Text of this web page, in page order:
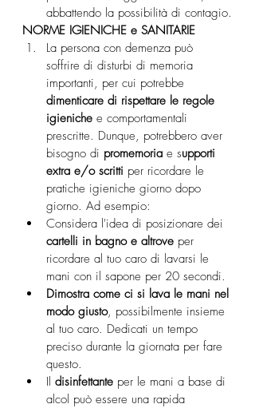
abbattendo la possibilità di contagio.
NORME IGIENICHE e SANITARIE
La persona con demenza può
soffrire di disturbi di memoria
importanti, per cui potrebbe
dimenticare di rispettare le regole
igieniche e comportamentali
prescritte. Dunque, potrebbero aver
bisogno di promemoria e supporti
extra e/o scritti per ricordare le
pratiche igieniche giorno dopo
giorno. Ad esempio:
Considera l'idea di posizionare dei
cartelli in bagno e altrove per
ricordare al tuo caro di lavarsi le
mani con il sapone per 20 secondi.
Dimostra come ci si lava le mani nel
modo giusto, possibilmente insieme
al tuo caro. Dedicati un tempo
preciso durante la giornata per fare
questo.
Il disinfettante per le mani a base di
alcol può essere una rapida